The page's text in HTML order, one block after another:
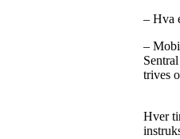
– Hva
–
trives
Hver